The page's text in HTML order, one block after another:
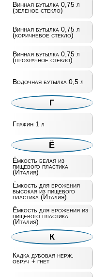
Винная бутылка 0,75 л
(зеленое стекло)
Винная бутылка 0,75 л
(коричневое стекло)
Винная бутылка 0,75 л
(прозрачное стекло)
Водочная бутылка 0,5 л
Г
Графин 1 л
Ё
Ёмкость белая из
пищевого пластика
(Италия)
Ёмкость для брожения
высокая из пищевого
пластика (Италия)
Ёмкость для брожения из
пищевого пластика
(Италия)
К
Кадка дубовая нерж.
обруч + гнет